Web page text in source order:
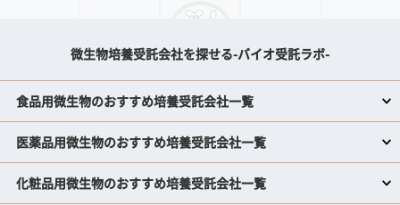
微生物培養受託会社を探せる-バイオ受託ラボ-
食品用微生物のおすすめ培養受託会社一覧
医薬品用微生物のおすすめ培養受託会社一覧
化粧品用微生物のおすすめ培養受託会社一覧